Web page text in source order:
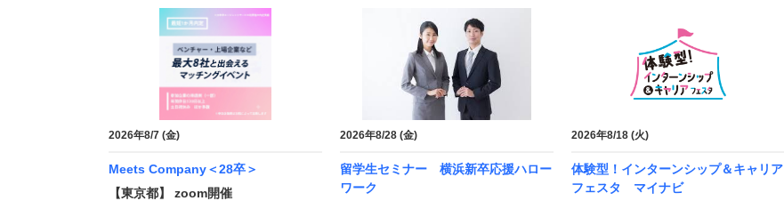
2026年8/7 (金)
Meets Company＜28卒＞
【東京都】 zoom開催
2026年8/28 (金)
留学生セミナー 横浜新卒応援ハロー
ワーク
2026年8/18 (火)
体験型！インターンシップ＆キャリア
フェスタ マイナビ